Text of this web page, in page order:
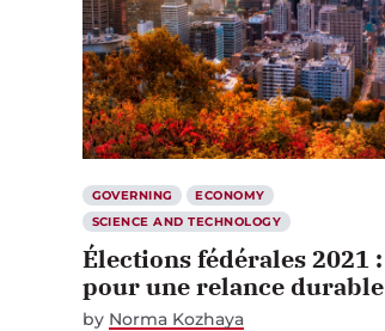
GOVERNING
ECONOMY
SCIENCE AND TECHNOLOGY
Élections fédérales 2021 :
pour une relance durable
by Norma Kozhaya